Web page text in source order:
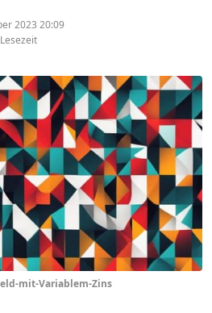
2023 20:09
mit-Variablem-Zins